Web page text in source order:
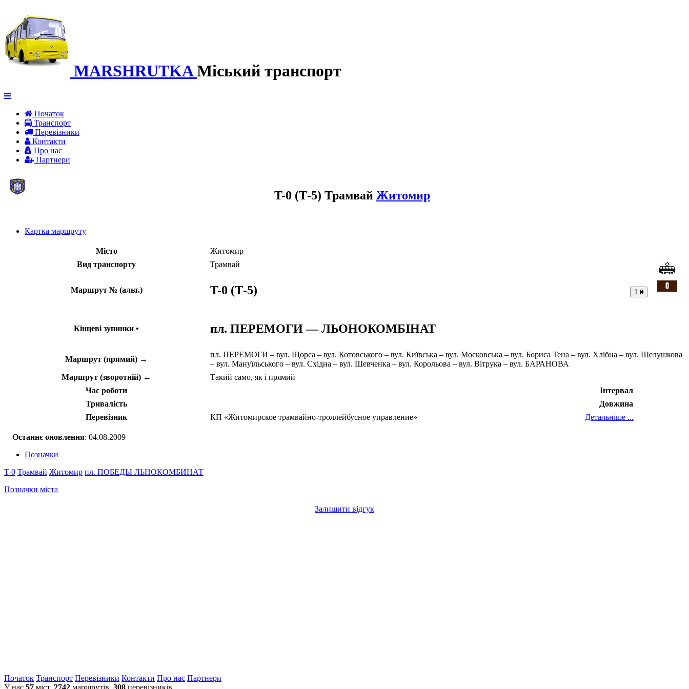
MARSHRUTKA Міський транспорт
Початок
Транспорт
Перевiзники
Контакти
Про нас
Партнери
T-0 (Т-5) Трамвай Житомир
Картка маршруту
Місто
Житомир
Вид транспорту
Трамвай
Маршрут № (альт.) T-0 (Т-5) 1 ₴
Кінцеві зупинки • пл. ПЕРЕМОГИ — ЛЬОНОКОМБІНАТ
Маршрут (прямий) →
пл. ПЕРЕМОГИ – вул. Щорса – вул. Котовського – вул. Київська – вул. Московська – вул. Бориса Тена – вул. Хлібна – вул. Шелушкова
– вул. Мануїльського – вул. Східна – вул. Шевченка – вул. Корольова – вул. Вітрука – вул. БАРАНОВА
Маршрут (зворотній) ←
Такий само, як і прямий
Час роботи
Інтервал
Тривалість
Довжина
Перевізник
КП «Житомирское трамвайно-троллейбусное управление» Детальніше ...
Останнє оновлення: 04.08.2009
Позначки
T-0 Трамвай Житомир пл. ПОБЕДЫ ЛЬНОКОМБИНАТ
Позначки міста
Залишити відгук
Початок Транспорт Перевiзники Контакти Про нас Партнери
У нас 57 міст, 2742 маршрутів, 308 перевізників